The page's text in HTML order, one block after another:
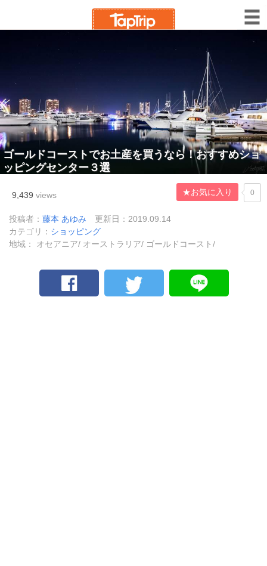
ゴールドコーストでお土産を買うなら！おすすめショ
ッピングセンター３選
9,439 views ★お気に入り 0
投稿者： 藤本 あゆみ
更新日：2019.09.14
カテゴリ： ショッピング
地域： オセアニア/ オーストラリア/ ゴールドコースト/